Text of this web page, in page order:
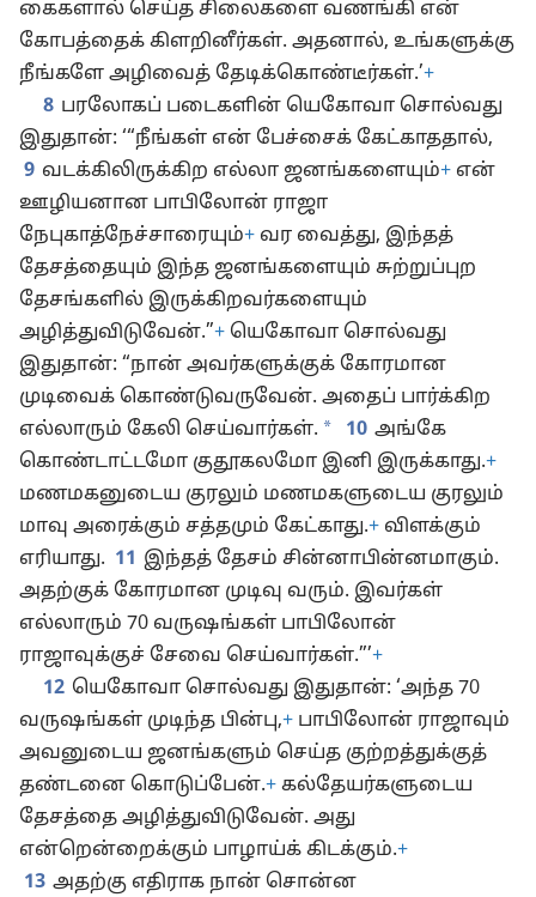
கைகளால் செய்த சிலைகளை வணங்கி என்
கோபத்தைக் கிளறினீர்கள். அதனால், உங்களுக்கு
நீங்களே அழிவைத் தேடிக்கொண்டீர்கள்.’+
8 பரலோகப் படைகளின் யெகோவா சொல்வது
இதுதான்: ‘“நீங்கள் என் பேச்சைக் கேட்காததால்,
9 வடக்கிலிருக்கிற எல்லா ஜனங்களையும்+ என்
ஊழியனான பாபிலோன் ராஜா
நேபுகாத்நேச்சாரையும்+ வர வைத்து, இந்தத்
தேசத்தையும் இந்த ஜனங்களையும் சுற்றுப்புற
தேசங்களில் இருக்கிறவர்களையும்
அழித்துவிடுவேன்.”+ யெகோவா சொல்வது
இதுதான்: “நான் அவர்களுக்குக் கோரமான
முடிவைக் கொண்டுவருவேன். அதைப் பார்க்கிற
எல்லாரும் கேலி செய்வார்கள். * 10 அங்கே
கொண்டாட்டமோ குதூகலமோ இனி இருக்காது.+
மணமகனுடைய குரலும் மணமகளுடைய குரலும்
மாவு அரைக்கும் சத்தமும் கேட்காது.+ விளக்கும்
எரியாது. 11 இந்தத் தேசம் சின்னாபின்னமாகும்.
அதற்குக் கோரமான முடிவு வரும். இவர்கள்
எல்லாரும் 70 வருஷங்கள் பாபிலோன்
ராஜாவுக்குச் சேவை செய்வார்கள்.”’+
12 யெகோவா சொல்வது இதுதான்: ‘அந்த 70
வருஷங்கள் முடிந்த பின்பு,+ பாபிலோன் ராஜாவும்
அவனுடைய ஜனங்களும் செய்த குற்றத்துக்குத்
தண்டனை கொடுப்பேன்.+ கல்தேயர்களுடைய
தேசத்தை அழித்துவிடுவேன். அது
என்றென்றைக்கும் பாழாய்க் கிடக்கும்.+
13 அதற்கு எதிராக நான் சொன்ன